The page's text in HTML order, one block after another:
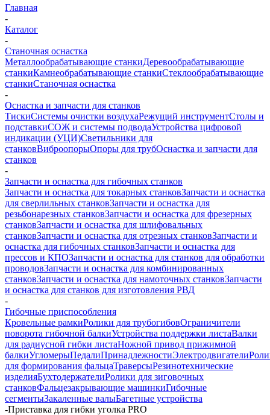
Главная
-
Каталог
-
Станочная оснастка
Металлообрабатывающие станкиДеревообрабатывающие
станкиКамнеобрабатывающие станкиСтеклообрабатывающие
станкиСтаночная оснастка
-
Оснастка и запчасти для станков
ТискиСистемы очистки воздухаРежущий инструментСтолы и
подставкиСОЖ и системы подводаУстройства цифровой
индикации (УЦИ)Светильники для
станковВиброопорыОпоры для трубОснастка и запчасти для
станков
-
Запчасти и оснастка для гибочных станков
Запчасти и оснастка для токарных станковЗапчасти и оснастка
для сверлильных станковЗапчасти и оснастка для
резьбонарезных станковЗапчасти и оснастка для фрезерных
станковЗапчасти и оснастка для шлифовальных
станковЗапчасти и оснастка для отрезных станковЗапчасти и
оснастка для гибочных станковЗапчасти и оснастка для
прессов и КПОЗапчасти и оснастка для станков для обработки
проводовЗапчасти и оснастка для комбинированных
станковЗапчасти и оснастка для намоточных станковЗапчасти
и оснастка для станков для изготовления РВД
-
Гибочные приспособления
Кровельные рамкиРолики для трубогибовОграничители
поворота гибочной балкиУстройства поддержки листаВалки
для радиусной гибки листаНожной привод прижимной
балкиУгломерыПедалиПринадлежностиЭлектродвигатели
для формирования фальцаТраверсыРезинотехнические
изделияБухтодержателиРолики для зиговочных
станковФальцезакрывающие машинкиГибочные
сегментыЗакаленные валыБагетные устройства
-Приставка для гибки уголка PRO